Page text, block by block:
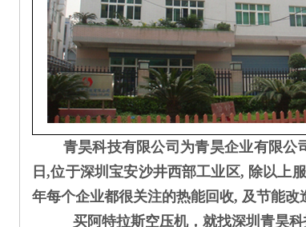
青昊科技有限公司为青昊企业有限公
日,位于深圳宝安沙井西部工业区, 除以上
年每个企业都很关注的热能回收, 及节能
买阿特拉斯空压机，就找深圳青昊